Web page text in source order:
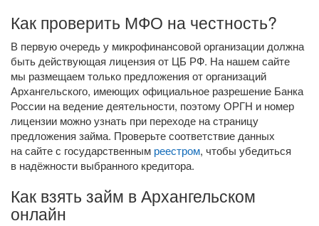
Как проверить МФО на честность?
В первую очередь у микрофинансовой организации должна
быть действующая лицензия от ЦБ РФ. На нашем сайте
мы размещаем только предложения от организаций
Архангельского, имеющих официальное разрешение Банка
России на ведение деятельности, поэтому ОРГН и номер
лицензии можно узнать при переходе на страницу
предложения займа. Проверьте соответствие данных
на сайте с государственным реестром, чтобы убедиться
в надёжности выбранного кредитора.
Как взять займ в Архангельском
онлайн